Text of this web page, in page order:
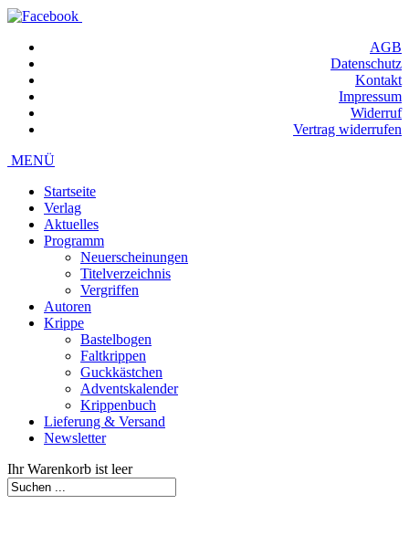
AGB
Datenschutz
Kontakt
Impressum
Widerruf
Vertrag widerrufen
MENÜ
Startseite
Verlag
Aktuelles
Programm
Neuerscheinungen
Titelverzeichnis
Vergriffen
Autoren
Krippe
Bastelbogen
Faltkrippen
Guckkästchen
Adventskalender
Krippenbuch
Lieferung & Versand
Newsletter
Ihr Warenkorb ist leer